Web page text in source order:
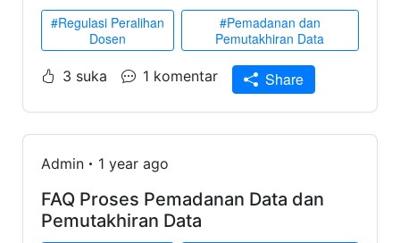
#Regulasi Peralihan
Dosen
#Pemadanan dan
Pemutakhiran Data
3 suka 1 komentar Share
Admin 1 year ago
FAQ Proses Pemadanan Data dan
Pemutakhiran Data